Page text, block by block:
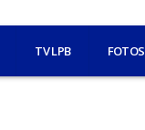
TV LPB FOTOS